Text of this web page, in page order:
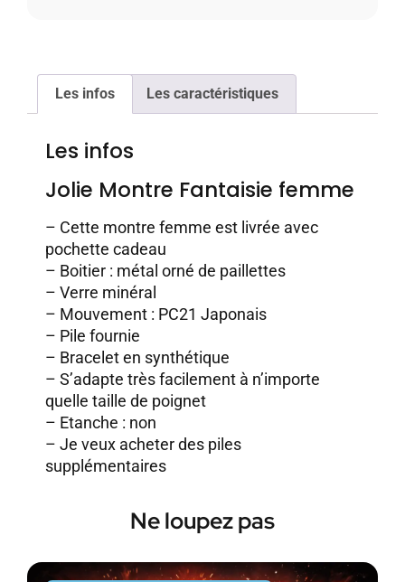
Les infos Les caractéristiques
Les infos
Jolie Montre Fantaisie femme
– Cette montre femme est livrée avec
pochette cadeau
– Boitier : métal orné de paillettes
– Verre minéral
– Mouvement : PC21 Japonais
– Pile fournie
– Bracelet en synthétique
– S’adapte très facilement à n’importe
quelle taille de poignet
– Etanche : non
– Je veux acheter des piles
supplémentaires
Ne loupez pas